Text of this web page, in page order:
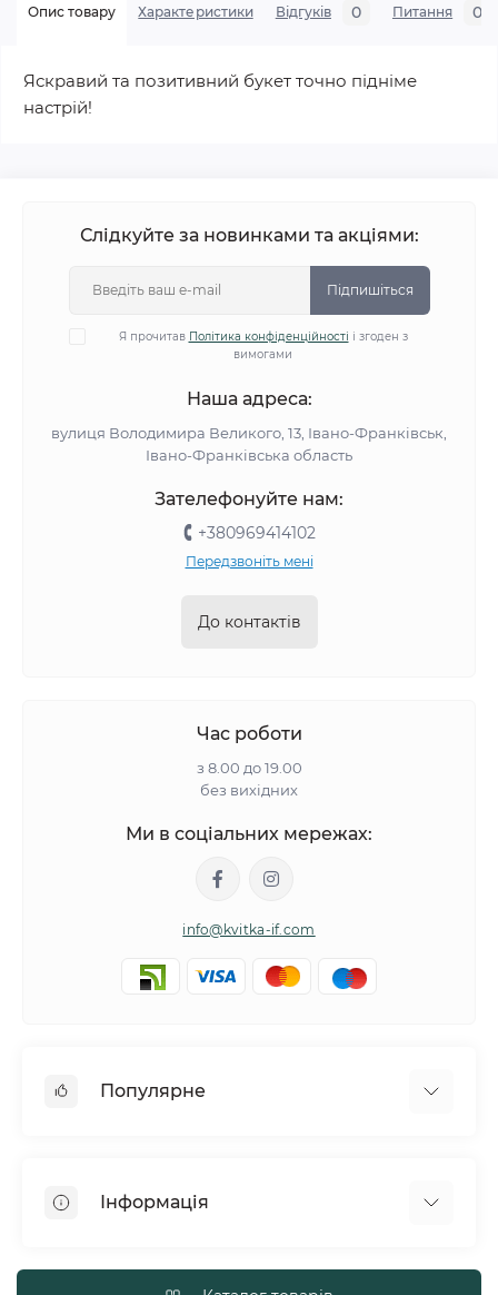
Опис товару Характеристики Відгуків 0 Питання 0
Яскравий та позитивний букет точно підніме
настрій!
Слідкуйте за новинками та акціями:
Підпишіться
Я прочитав Політика конфіденційності і згоден з
вимогами
Наша адреса:
вулиця Володимира Великого, 13, Івано-Франківськ,
Івано-Франківська область
Зателефонуйте нам:
+380969414102
Передзвоніть мені
До контактів
Час роботи
з 8.00 до 19.00
без вихідних
Ми в соціальних мережах:
info@kvitka-if.com
Популярне
Вазони
Кошики з квітів
Інформація